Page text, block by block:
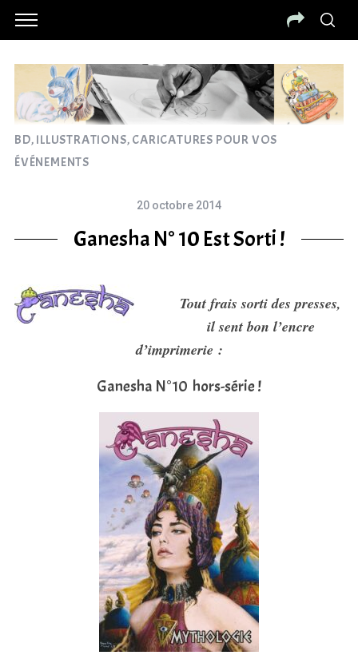
BD, ILLUSTRATIONS, CARICATURES POUR VOS
ÉVÉNEMENTS
20 octobre 2014
Ganesha N° 10 Est Sorti !
Tout frais sorti des presses,
il sent bon l’encre
d’imprimerie :
Ganesha N°10 hors-série !